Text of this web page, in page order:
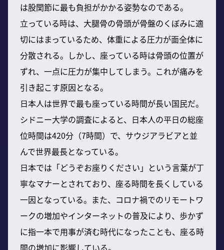
は股関節に最も負担がかかる姿勢なのである。
立っている時は、大腿骨の骨頭が骨盤のくぼみに適
切にはまっているため、体重による圧力が面全体に
分散される。しかし、座っている時は骨頭の位置が
ずれ、一点に圧力が集中してしまう。これが痛みを
引き起こす原因となる。
日本人は世界で最も座っている時間が長い国民だ。
シドニー大学の調査によると、日本人の平日の総座
位時間は420分（7時間）で、サウジアラビアと並
んで世界最長となっている。
日本では「どうぞお座りください」という言葉が丁
寧なマナーとされており、座る時間を長くしている
一因となっている。また、コロナ禍でのリモートワ
ークの増加やインターネットの普及により、歩かず
に指一本で用事が済む時代になったことも、座る時
間の増加に影響している。